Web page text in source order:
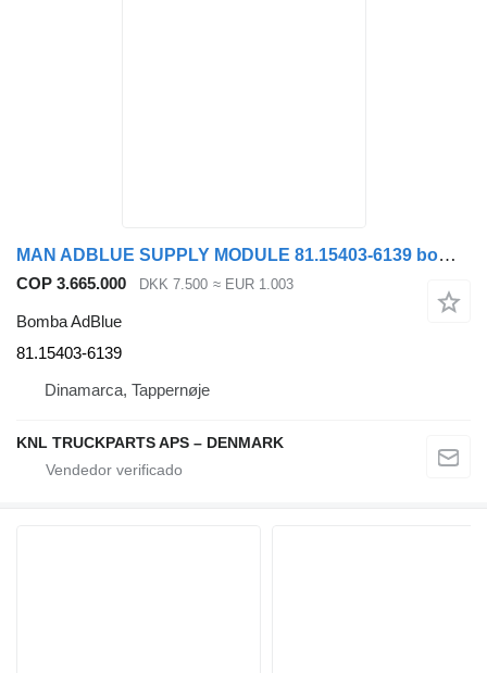
MAN ADBLUE SUPPLY MODULE 81.15403-6139 bomba AdBlue para camión
COP 3.665.000 DKK 7.500 ≈ EUR 1.003
Bomba AdBlue
81.15403-6139
Dinamarca, Tappernøje
KNL TRUCKPARTS APS – DENMARK